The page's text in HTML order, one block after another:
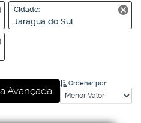
Cidade:
Jaraguá do Sul
Avançada
Ordenar por: